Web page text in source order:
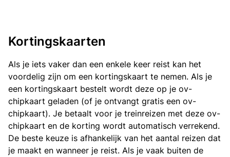
Kortingskaarten
Als je iets vaker dan een enkele keer reist kan het
voordelig zijn om een kortingskaart te nemen. Als je
een kortingskaart bestelt wordt deze op je ov-
chipkaart geladen (of je ontvangt gratis een ov-
chipkaart). Je betaalt voor je treinreizen met deze ov-
chipkaart en de korting wordt automatisch verrekend.
De beste keuze is afhankelijk van het aantal reizen dat
je maakt en wanneer je reist. Als je vaak buiten de